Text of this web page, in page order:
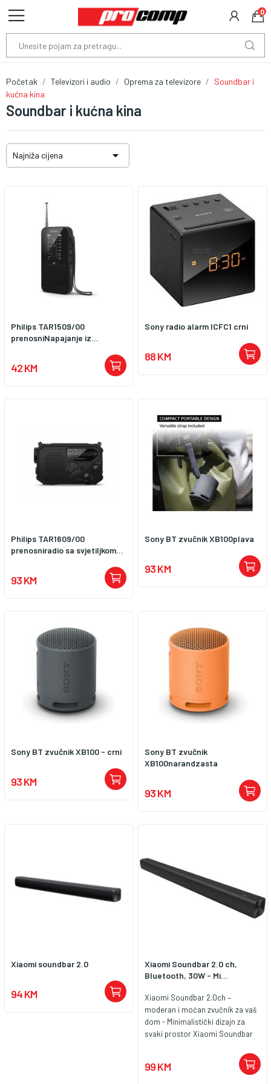
0
Soundbar i kućna kina
Početak Televizori i audio Oprema za televizore
Soundbar i
kućna kina
Najniža cijena 
Philips TAR1509/00
prenosniNapajanje iz...
42 KM
Sony radio alarm ICFC1 crni
88 KM
Philips TAR1609/00
prenosniradio sa svjetiljkom...
93 KM
Sony BT zvučnik XB100plava
93 KM
Sony BT zvučnik XB100 - crni
93 KM
Sony BT zvučnik
XB100narandzasta
93 KM
Xiaomi soundbar 2.0
94 KM
Xiaomi Soundbar 2.0 ch,
Bluetooth, 30W - Mi...
Xiaomi Soundbar 2.0ch –
moderan i moćan zvučnik za vaš
dom - Minimalistički dizajn za
svaki prostor Xiaomi Soundbar
dodatak koji vašem domu dodaje
dašak sofisticiranosti. Njegov
99 KM